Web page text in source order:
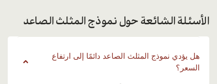
الأسئلة الشائعة حول نموذج المثلث الصاعد
هل يؤدي نموذج المثلث الصاعد دائمًا إلى ارتفاع
السعر؟